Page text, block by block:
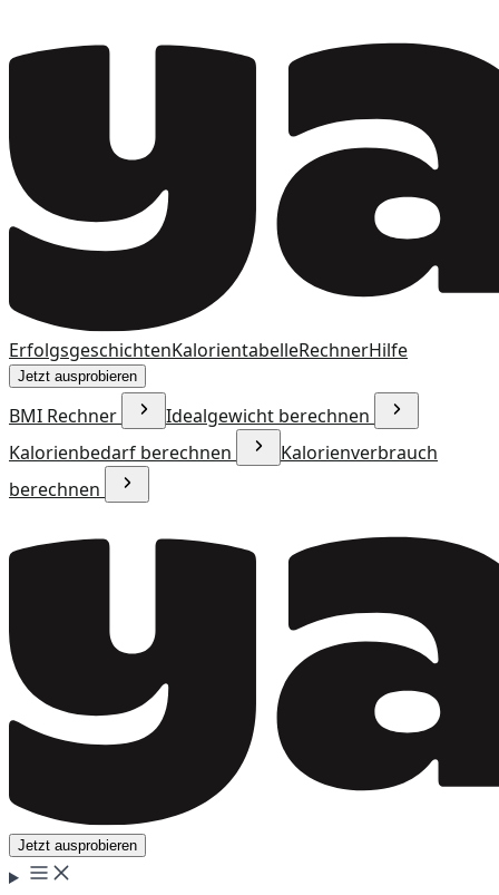
ErfolgsgeschichtenKalorientabelleRechnerHilfe
Jetzt ausprobieren
BMI Rechner
Idealgewicht berechnen
Kalorienbedarf berechnen
Kalorienverbrauch
berechnen
Jetzt ausprobieren